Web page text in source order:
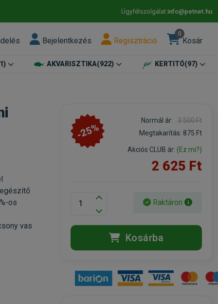
Ügyfélszolgálat:info@petnet.hu
Bejelentkezés Regisztráció
0
Kosár
AKVARISZTIKA(922) KERTITÓ(97)
os
vas
-25%
Normál ár:
3 500 Ft
Megtakarítás: 875 Ft
Akciós CLUB ár: (Ez mi?)
2 625 Ft
Raktáron
Kosárba